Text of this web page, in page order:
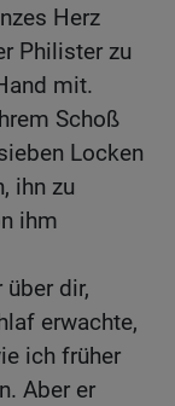
Herz
Philister zu
mit.
Schoß
Locken
ihn zu
ihm
dir,
erwachte,
ich früher
Aber er